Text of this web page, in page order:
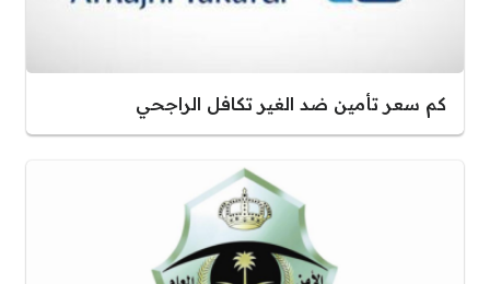
كم سعر تأمين ضد الغير تكافل الراجحي